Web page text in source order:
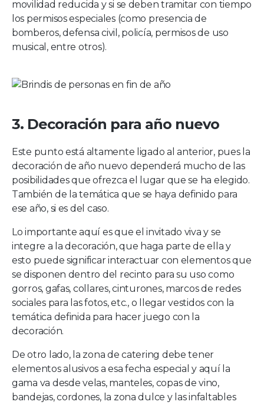
movilidad reducida y si se deben tramitar con tiempo
los permisos especiales (como presencia de
bomberos, defensa civil, policía, permisos de uso
musical, entre otros).
3. Decoración para año nuevo
Este punto está altamente ligado al anterior, pues la
decoración de año nuevo dependerá mucho de las
posibilidades que ofrezca el lugar que se ha elegido.
También de la temática que se haya definido para
ese año, si es del caso.
Lo importante aquí es que el invitado viva y se
integre a la decoración, que haga parte de ella y
esto puede significar interactuar con elementos que
se disponen dentro del recinto para su uso como
gorros, gafas, collares, cinturones, marcos de redes
sociales para las fotos, etc., o llegar vestidos con la
temática definida para hacer juego con la
decoración.
De otro lado, la zona de catering debe tener
elementos alusivos a esa fecha especial y aquí la
gama va desde velas, manteles, copas de vino,
bandejas, cordones, la zona dulce y las infaltables